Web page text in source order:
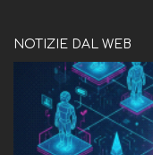
NOTIZIE DAL WEB